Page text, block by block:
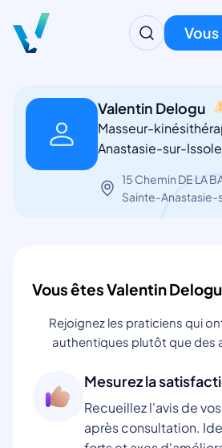
Valentin Delogu
Masseur-
Anastasie-sur-Issole
15 Chemin DE LA
Sainte-Anastasie-
Vous êtes Valentin
Rejoignez les praticiens qui
authentiques plutôt que des
Mesurez la
Recueillez l'avis de
après consultation.